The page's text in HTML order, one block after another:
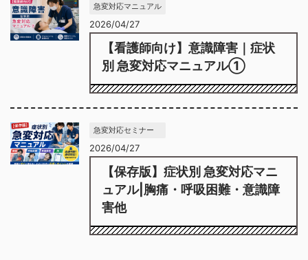
急変対応マニュアル
2026/04/27
【看護師向け】意識障害｜症状
別 急変対応マニュアル①
急変対応セミナー
2026/04/27
【保存版】症状別 急変対応マニ
ュアル|胸痛・呼吸困難・意識障
害他